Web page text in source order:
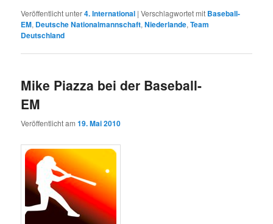
Veröffentlicht unter4. International |Verschlagwortet mit Baseball-
EM, Deutsche Nationalmannschaft,Niederlande,Team
Deutschland
Mike Piazza bei der Baseball-
EM
Veröffentlicht am19. Mai 2010